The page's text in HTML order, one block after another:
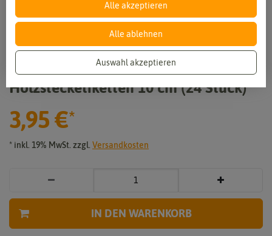
Vergrößern durch berühren
Holzstecketiketten 10 cm (24 Stück)
3,95 €*
* inkl. 19% MwSt. zzgl. Versandkosten
IN DEN WARENKORB
Alle akzeptieren
Alle ablehnen
Auswahl akzeptieren